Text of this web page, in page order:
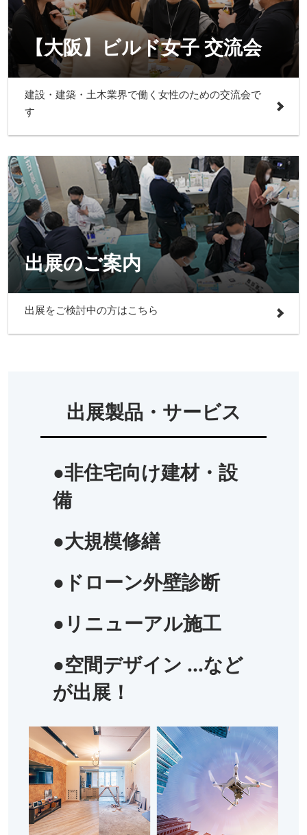
【大阪】ビルド女子 交流会
建設・建築・土木業界で働く女性のための交流会で
す
出展のご案内
出展をご検討中の方はこちら
出展製品・サービス
●非住宅向け建材・設
備
●大規模修繕
●ドローン外壁診断
●リニューアル施工
●空間デザイン …など
が出展！